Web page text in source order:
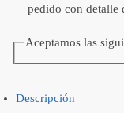
pedido con detalle
Aceptamos las
Descripción